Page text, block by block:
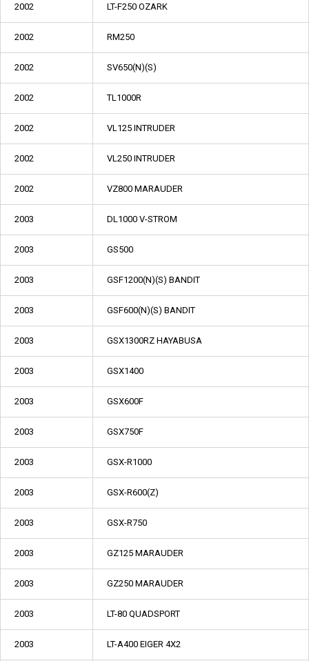
2002 LT-F250 OZARK
2002 RM250
2002 SV650(N)(S)
2002 TL1000R
2002 VL125 INTRUDER
2002 VL250 INTRUDER
2002 VZ800 MARAUDER
2003 DL1000 V-STROM
2003 GS500
2003 GSF1200(N)(S) BANDIT
2003 GSF600(N)(S) BANDIT
2003 GSX1300RZ HAYABUSA
2003 GSX1400
2003 GSX600F
2003 GSX750F
2003 GSX-R1000
2003 GSX-R600(Z)
2003 GSX-R750
2003 GZ125 MARAUDER
2003 GZ250 MARAUDER
2003 LT-80 QUADSPORT
2003 LT-A400 EIGER 4X2